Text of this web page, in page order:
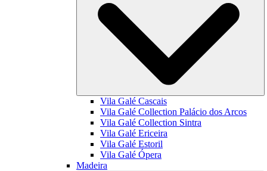
Vila Galé Cascais
Vila Galé Collection Palácio dos Arcos
Vila Galé Collection Sintra
Vila Galé Ericeira
Vila Galé Estoril
Vila Galé Ópera
Madeira